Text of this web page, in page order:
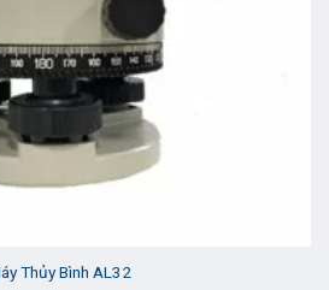
Thủy Bình AL32